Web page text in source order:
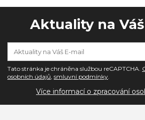
Aktuality na
Tato stránka je chráněna službou reCAPTCHA.
osobních údajů, smluvní podmínky.
Více informací o zpracování